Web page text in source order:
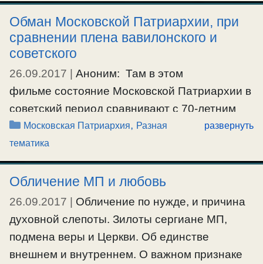
#декларацияСергияСтрагородского,#новомученики
#ошибки,#патриархТихон,#суд
приближаясь к истине. Но церковники (слуги
Господа) окостенели в своих библейских
догмах, а наука и …
Ещё…
#древопознаниядобраизла,#технологии
Обман Московской Патриархии, при
сравнении плена вавилонского и
советского
26.09.2017
Аноним: Там в этом
фильме состояние Московской Патриархии в
советский период сравнивают с 70-летним
вавилонским пленением! О.Серафим: При
вавилонском пленении речь шла о пленении
народа израильского, а не Церкви, как
таковой. Так же и в период советской власти
совершилось пленение народа, в общем. Но
при этом, церковная организация, под
названием Московская Патриархия, пошла
на службу фараону (власти …
Рубрики
Московская Патриархия, Разная
тематика
развернуть
Обличение МП и любовь
26.09.2017 | Обличение по нужде, и причина
духовной слепоты. Зилоты сергиане МП,
подмена веры и Церкви. Об единстве
внешнем и внутреннем. О важном признаке